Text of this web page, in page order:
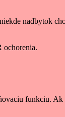
nadbytok
ochorenia.
funkciu.